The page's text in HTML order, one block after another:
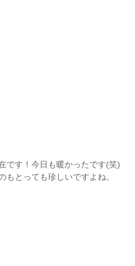
です！今日も暖かったです(笑)
もとっても珍しいですよね。